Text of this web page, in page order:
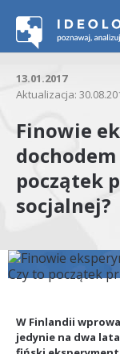
13.01.2017
Aktualizacja:
Finowie
początek
socjalnej?
W Finlandii
jedynie na dwa